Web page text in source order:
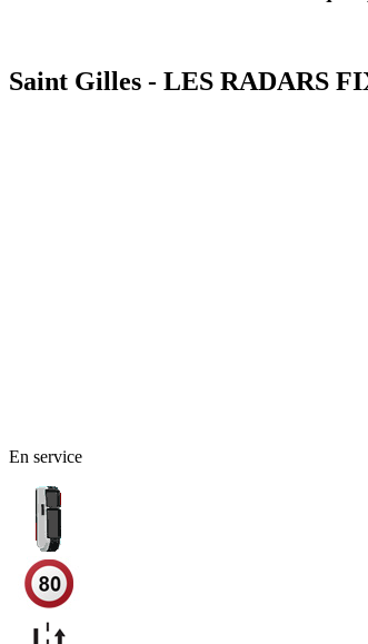
Saint Gilles - LES RADARS
En service